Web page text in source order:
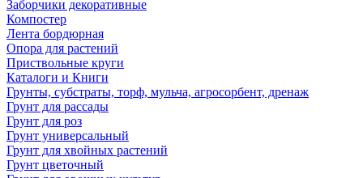
Заборчики декоративные
Компостер
Лента бордюрная
Опора для растений
Приствольные круги
Каталоги и Книги
Грунты, субстраты, торф, мульча, агросорбент, дренаж
Грунт для рассады
Грунт для роз
Грунт универсальный
Грунт для хвойных растений
Грунт цветочный